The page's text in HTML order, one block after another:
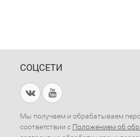
СОЦСЕТИ
Мы получаем и обрабатываем
соответствии с Положением об